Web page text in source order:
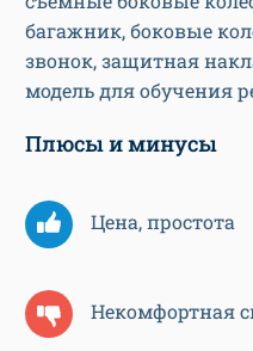
багажник, боковые
звонок, защитная
модель для обучения
Плюсы и минусы
Цена, простота
Некомфортная